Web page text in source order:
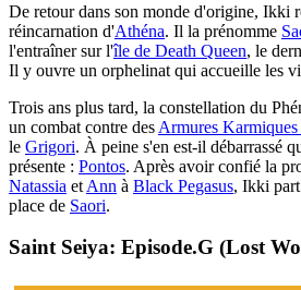
De retour dans son monde d'origine, Ikki
réincarnation d'Athéna. Il la prénomme
l'entraîner sur l'île de Death Queen, le
Il y ouvre un orphelinat qui accueille les
Trois ans plus tard, la constellation du
un combat contre des Armures
le Grigori. À peine s'en est-il débarrassé
présente : Pontos. Après avoir confié la
Natassia et Ann à Black Pegasus, Ikki
place de Saori.
Saint Seiya: Episode.G (Lost